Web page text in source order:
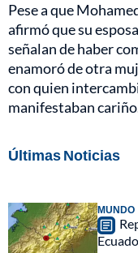
Pese a que
afirmó que su
señalan de haber
enamoró de otra
con quien
manifestaban
Últimas Noticias
MUNDO